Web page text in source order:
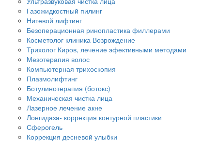
Газожидкостный пилинг
Нитевой лифтинг
Безоперационная ринопластика филлерами
Косметолог клиника Возрождение
Трихолог Киров, лечение эфективными методами
Мезотерапия волос
Компьютерная трихоскопия
Плазмолифтинг
Ботулинотерапия (ботокс)
Механическая чистка лица
Лазерное лечение акне
Лонгидаза- коррекция контурной пластики
Сферогель
Коррекция десневой улыбки